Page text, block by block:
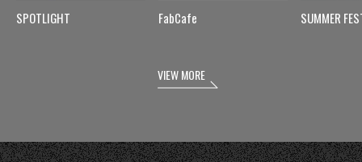
SPOTLIGHT FabCafe SUMMER
VIEW MORE